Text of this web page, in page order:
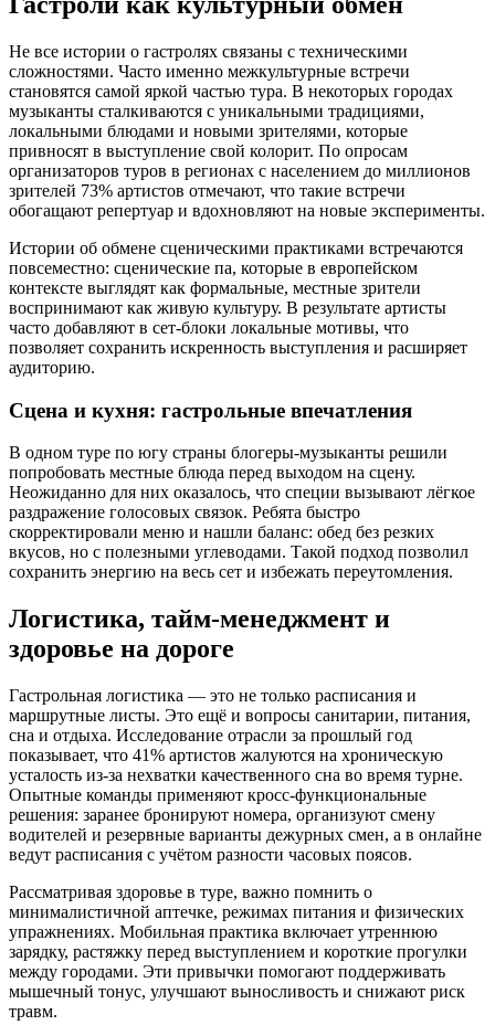
Не все истории о гастролях связаны с техническими
сложностями. Часто именно межкультурные встречи
становятся самой яркой частью тура. В некоторых городах
музыканты сталкиваются с уникальными традициями,
локальными блюдами и новыми зрителями, которые
привносят в выступление свой колорит. По опросам
организаторов туров в регионах с населением до миллионов
зрителей 73% артистов отмечают, что такие встречи
обогащают репертуар и вдохновляют на новые эксперименты.
Истории об обмене сценическими практиками встречаются
повсеместно: сценические па, которые в европейском
контексте выглядят как формальные, местные зрители
воспринимают как живую культуру. В результате артисты
часто добавляют в сет-блоки локальные мотивы, что
позволяет сохранить искренность выступления и расширяет
аудиторию.
Сцена и кухня: гастрольные впечатления
В одном туре по югу страны блогеры-музыканты решили
попробовать местные блюда перед выходом на сцену.
Неожиданно для них оказалось, что специи вызывают лёгкое
раздражение голосовых связок. Ребята быстро
скорректировали меню и нашли баланс: обед без резких
вкусов, но с полезными углеводами. Такой подход позволил
сохранить энергию на весь сет и избежать переутомления.
Логистика, тайм-менеджмент и
здоровье на дороге
Гастрольная логистика — это не только расписания и
маршрутные листы. Это ещё и вопросы санитарии, питания,
сна и отдыха. Исследование отрасли за прошлый год
показывает, что 41% артистов жалуются на хроническую
усталость из-за нехватки качественного сна во время турне.
Опытные команды применяют кросс-функциональные
решения: заранее бронируют номера, организуют смену
водителей и резервные варианты дежурных смен, а в онлайне
ведут расписания с учётом разности часовых поясов.
Рассматривая здоровье в туре, важно помнить о
минималистичной аптечке, режимах питания и физических
упражнениях. Мобильная практика включает утреннюю
зарядку, растяжку перед выступлением и короткие прогулки
между городами. Эти привычки помогают поддерживать
мышечный тонус, улучшают выносливость и снижают риск
травм.